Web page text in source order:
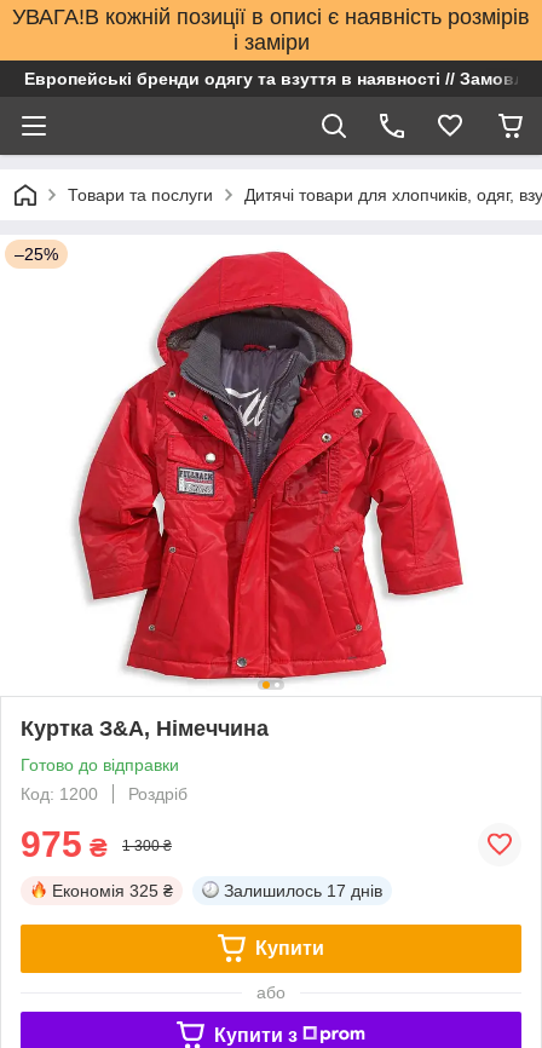
УВАГА!В кожній позиції в описі є наявність розмірів
і заміри
Европейські бренди одягу та взуття в наявності //
Товари та послуги Дитячі товари для хлопчиків, одяг,
–25%
Куртка З&А, Німеччина
Готово до відправки
Код: 1200
Роздріб
975 ₴ 1 300 ₴
Економія 325 ₴ Залишилось 17 днів
Купити
або
Купити з